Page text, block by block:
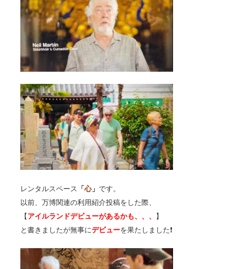
レンタルスペース 「 心」 です。
以前、万博関連の利用紹介投稿をした際、
【 アイルランドデビューがあるかも、、、
】
と書きましたが無事にデビューを果たしました❗️